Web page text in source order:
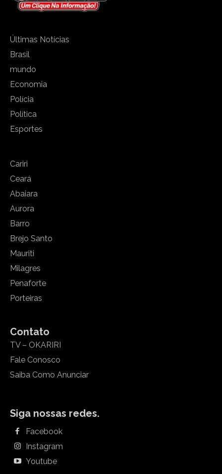
Últimas Notícias
Brasil
mundo
Economia
Polícia
Política
Esportes
Cariri
Ceará
Abaiara
Aurora
Barro
Brejo Santo
Mauriti
Milagres
Penaforte
Porteiras
Contato
TV – OKARIRI
Fale Conosco
Saiba Como Anunciar
Siga nossas redes.
Facebook
Instagram
Youtube